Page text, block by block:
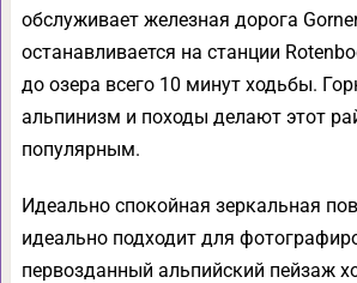
обслуживает железная дорога
останавливается на станции
до озера всего 10 минут ходьбы.
альпинизм и походы делают этот
популярным.
Идеально спокойная зеркальная
идеально подходит для
первозданный альпийский пейзаж